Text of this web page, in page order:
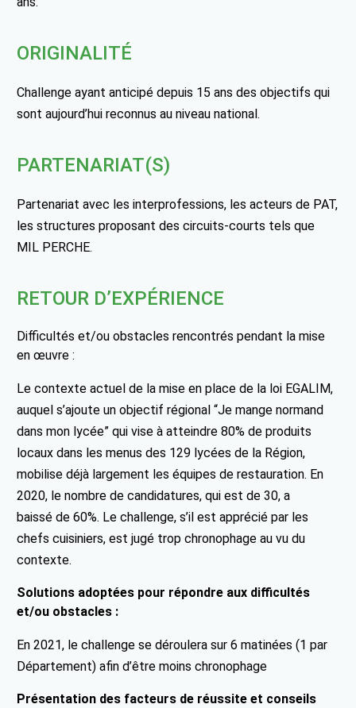
ORIGINALITÉ
Challenge ayant anticipé depuis 15 ans des objectifs qui
sont aujourd’hui reconnus au niveau national.
PARTENARIAT(S)
Partenariat avec les interprofessions, les acteurs de PAT,
les structures proposant des circuits-courts tels que
MIL PERCHE.
RETOUR D’EXPÉRIENCE
Difficultés et/ou obstacles rencontrés pendant la mise
en œuvre :
Le contexte actuel de la mise en place de la loi EGALIM,
auquel s’ajoute un objectif régional “Je mange normand
dans mon lycée” qui vise à atteindre 80% de produits
locaux dans les menus des 129 lycées de la Région,
mobilise déjà largement les équipes de restauration. En
2020, le nombre de candidatures, qui est de 30, a
baissé de 60%. Le challenge, s’il est apprécié par les
chefs cuisiniers, est jugé trop chronophage au vu du
contexte.
Solutions adoptées pour répondre aux difficultés
et/ou obstacles :
En 2021, le challenge se déroulera sur 6 matinées (1 par
Département) afin d’être moins chronophage
Présentation des facteurs de réussite et conseils